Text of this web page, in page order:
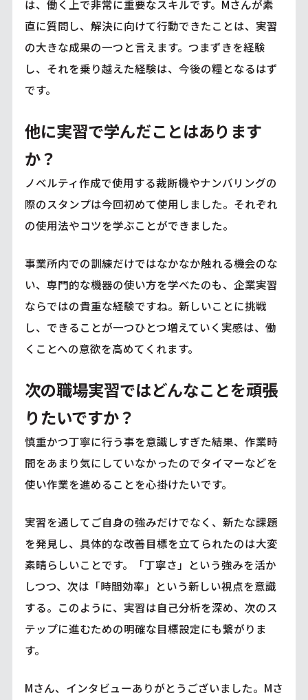
は、働く上で非常に重要なスキルです。Mさんが素
直に質問し、解決に向けて行動できたことは、実習
の大きな成果の一つと言えます。つまずきを経験
し、それを乗り越えた経験は、今後の糧となるはず
です。
他に実習で学んだことはあります
か？
ノベルティ作成で使用する裁断機やナンバリングの
際のスタンプは今回初めて使用しました。それぞれ
の使用法やコツを学ぶことができました。
事業所内での訓練だけではなかなか触れる機会のな
い、専門的な機器の使い方を学べたのも、企業実習
ならではの貴重な経験ですね。新しいことに挑戦
し、できることが一つひとつ増えていく実感は、働
くことへの意欲を高めてくれます。
次の職場実習ではどんなことを頑張
りたいですか？
慎重かつ丁寧に行う事を意識しすぎた結果、作業時
間をあまり気にしていなかったのでタイマーなどを
使い作業を進めることを心掛けたいです。
実習を通してご自身の強みだけでなく、新たな課題
を発見し、具体的な改善目標を立てられたのは大変
素晴らしいことです。「丁寧さ」という強みを活か
しつつ、次は「時間効率」という新しい視点を意識
する。このように、実習は自己分析を深め、次のス
テップに進むための明確な目標設定にも繋がりま
す。
Mさん、インタビューありがとうございました。Mさ